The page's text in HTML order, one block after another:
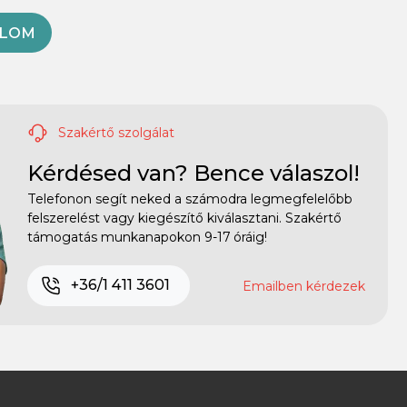
Szakértő szolgálat
Kérdésed van? Bence válaszol!
Telefonon segít neked a számodra legmegfelelőbb
felszerelést vagy kiegészítő kiválasztani. Szakértő
támogatás munkanapokon 9-17 óráig!
+36/1 411 3601 Emailben kérdezek